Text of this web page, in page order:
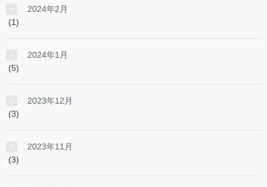
2024年2月
(1)
2024年1月
(5)
2023年12月
(3)
2023年11月
(3)